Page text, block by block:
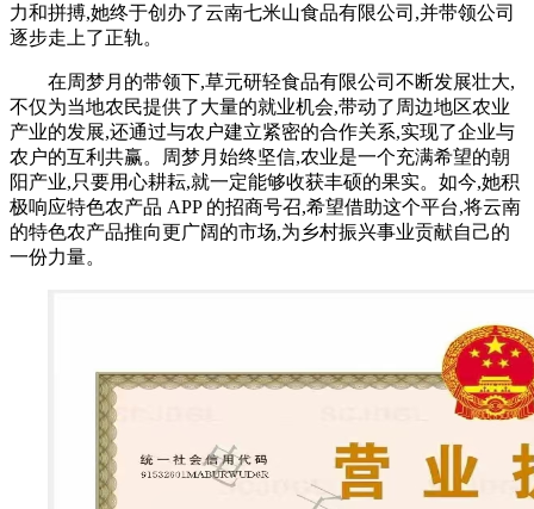
力和拼搏,她终于创办了云南七米山食品有限公司,并带领公司
逐步走上了正轨。
在周梦月的带领下,草元研轻食品有限公司不断发展壮大,
不仅为当地农民提供了大量的就业机会,带动了周边地区农业
产业的发展,还通过与农户建立紧密的合作关系,实现了企业与
农户的互利共赢。周梦月始终坚信,农业是一个充满希望的朝
阳产业,只要用心耕耘,就一定能够收获丰硕的果实。如今,她积
极响应特色农产品 APP 的招商号召,希望借助这个平台,将云南
的特色农产品推向更广阔的市场,为乡村振兴事业贡献自己的
一份力量。